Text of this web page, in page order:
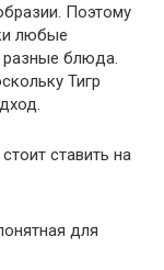
Поэтому
любые
разные блюда.
Тигр
ставить на
для